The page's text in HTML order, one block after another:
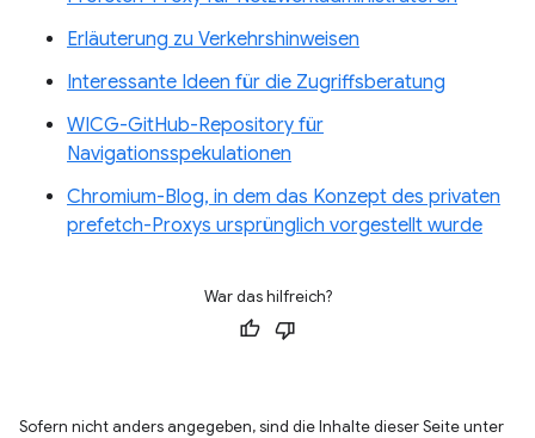
Erläuterung zu Verkehrshinweisen
Interessante Ideen für die Zugriffsberatung
WICG-GitHub-Repository für
Navigationsspekulationen
Chromium-Blog, in dem das Konzept des privaten
prefetch-Proxys ursprünglich vorgestellt wurde
War das hilfreich?
Sofern nicht anders angegeben, sind die Inhalte dieser Seite unter